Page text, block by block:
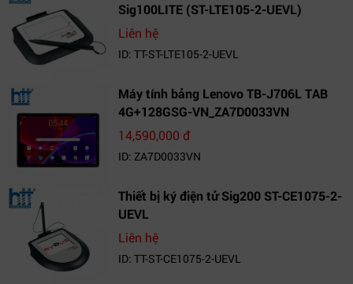
Sig100LITE (ST-LTE105-2-UEVL)
Liên hệ
ID: TT-ST-LTE105-2-UEVL
Máy tính bảng Lenovo TB-J706L TAB
4G+128GSG-VN_ZA7D0033VN
14,590,000 đ
ID: ZA7D0033VN
Thiết bị ký điện tử Sig200 ST-CE1075-2-
UEVL
Liên hệ
ID: TT-ST-CE1075-2-UEVL